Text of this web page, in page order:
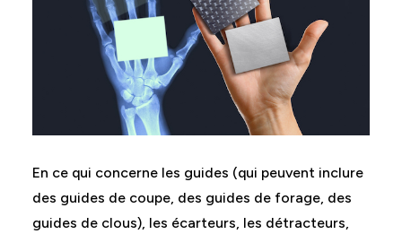
En ce qui concerne les guides (qui peuvent inclure
des guides de coupe, des guides de forage, des
guides de clous), les écarteurs, les détracteurs,